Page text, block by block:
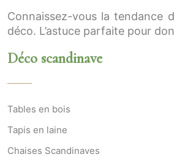
Connaissez-vous la tendance
déco. L’astuce parfaite pour
Déco scandinave
Tables en bois
Tapis en laine
Chaises Scandinaves